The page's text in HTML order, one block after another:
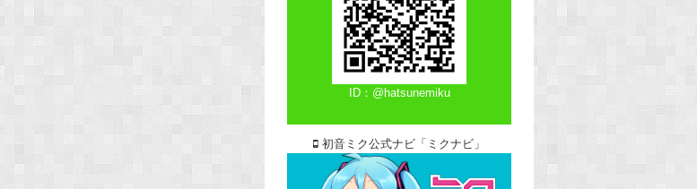
ID：@hatsunemiku
初音ミク公式ナビ「ミクナビ」